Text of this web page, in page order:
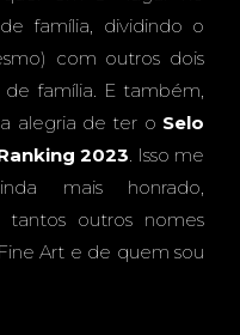
família, dividindo o
com outros dois
família. E também,
alegria de ter o Selo
2023. Isso me
mais honrado,
tantos outros nomes
Art e de quem sou